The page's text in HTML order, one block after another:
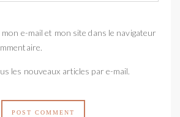
mon e-mail et mon site dans le navigateur
les nouveaux articles par e-mail.